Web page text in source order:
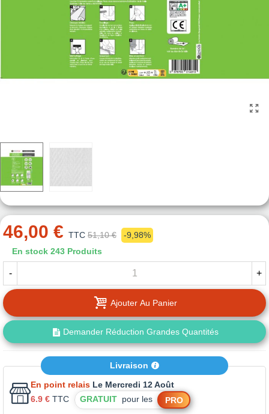
46,00 € TTC 51,10 €
-9,98%
En stock 243 Produits
- +
Ajouter Au Panier
Demander Réduction Grandes Quantités
Livraison
En point relais Le Mercredi 12 Août
6.9 € TTC GRATUIT pour les PRO